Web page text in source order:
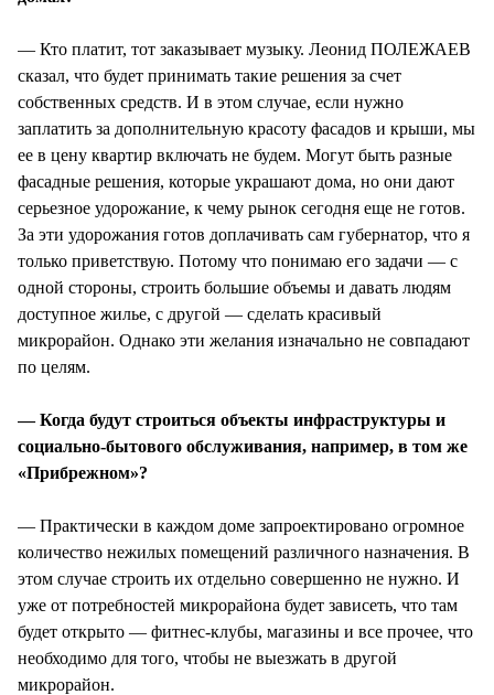
— Кто платит, тот заказывает музыку. Леонид ПОЛЕЖАЕВ
сказал, что будет принимать такие решения за счет
собственных средств. И в этом случае, если нужно
заплатить за дополнительную красоту фасадов и крыши, мы
ее в цену квартир включать не будем. Могут быть разные
фасадные решения, которые украшают дома, но они дают
серьезное удорожание, к чему рынок сегодня еще не готов.
За эти удорожания готов доплачивать сам губернатор, что я
только приветствую. Потому что понимаю его задачи — с
одной стороны, строить большие объемы и давать людям
доступное жилье, с другой — сделать красивый
микрорайон. Однако эти желания изначально не совпадают
по целям.
— Когда будут строиться объекты инфраструктуры и
социально-бытового обслуживания, например, в том же
«Прибрежном»?
— Практически в каждом доме запроектировано огромное
количество нежилых помещений различного назначения. В
этом случае строить их отдельно совершенно не нужно. И
уже от потребностей микрорайона будет зависеть, что там
будет открыто — фитнес-клубы, магазины и все прочее, что
необходимо для того, чтобы не выезжать в другой
микрорайон.